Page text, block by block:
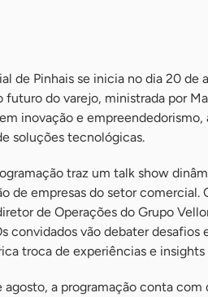
de Pinhais se inicia no dia 20
futuro do varejo, ministrada por
inovação e empreendedorismo,
soluções tecnológicas.
traz um talk show
de empresas do setor comercial.
de Operações do Grupo
convidados vão debater desafios
troca de experiências e insights
agosto, a programação conta com